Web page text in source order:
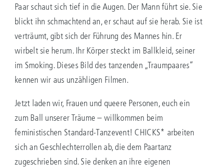
Paar schaut sich tief in die Augen. Der Mann führt sie. Sie
blickt ihn schmachtend an, er schaut auf sie herab. Sie ist
verträumt, gibt sich der Führung des Mannes hin. Er
wirbelt sie herum. Ihr Körper steckt im Ballkleid, seiner
im Smoking. Dieses Bild des tanzenden „Traumpaares“
kennen wir aus unzähligen Filmen.
Jetzt laden wir, Frauen und queere Personen, euch ein
zum Ball unserer Träume – willkommen beim
feministischen Standard-Tanzevent! CHICKS* arbeiten
sich an Geschlechterrollen ab, die dem Paartanz
zugeschrieben sind. Sie denken an ihre eigenen